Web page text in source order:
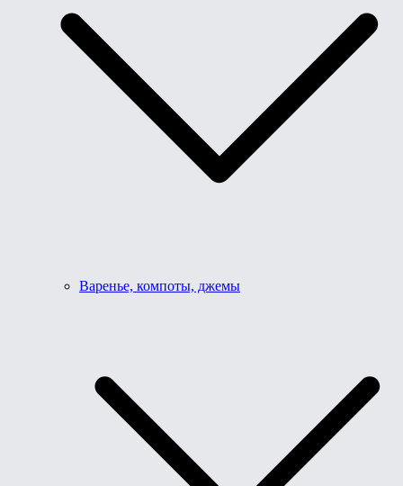
Варенье, компоты, джемы